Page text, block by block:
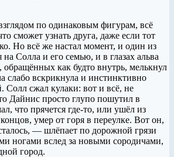
по одинаковым фигурам, всё
сможет узнать друга, даже если тот
Но всё же настал момент, и один из
на Солла и его семью, и в глазах альва
как будто внутрь, мелькнул
слабо вскрикнула и инстинктивно
Солл сжал кулаки: вот и всё, не
Дайнис просто глупо пошутил в
что прячется где-то, или ушёл из
умер от горя в переулке. Вот он,
— шлёпает по дорожной грязи
ногами вслед за новыми сородичами,
город.